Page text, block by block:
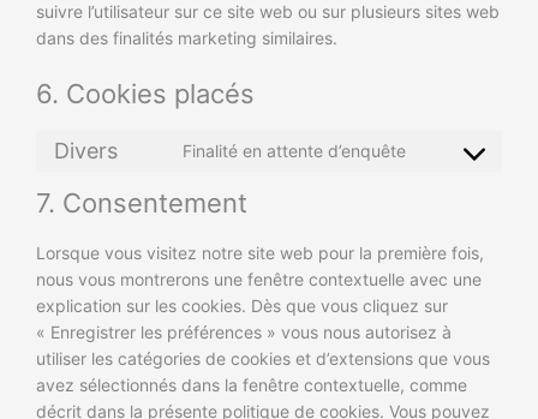
suivre l’utilisateur sur ce site web ou sur plusieurs sites web
dans des finalités marketing similaires.
6. Cookies placés
Divers Finalité en attente d’enquête
7. Consentement
Lorsque vous visitez notre site web pour la première fois,
nous vous montrerons une fenêtre contextuelle avec une
explication sur les cookies. Dès que vous cliquez sur
« Enregistrer les préférences » vous nous autorisez à
utiliser les catégories de cookies et d’extensions que vous
avez sélectionnés dans la fenêtre contextuelle, comme
décrit dans la présente politique de cookies. Vous pouvez